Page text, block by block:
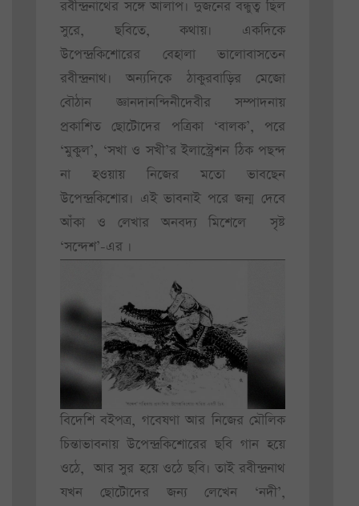
রবীন্দ্রনাথের সঙ্গে আলাপ। দুজনের বন্ধুত্ব ছিল
সুরে, ছবিতে, কথায়। একদিকে
উপেন্দ্রকিশোরের বেহালা ভালোবাসতেন
রবীন্দ্রনাথ। অন্যদিকে ঠাকুরবাড়ির মেজো
বৌঠান জ্ঞানদানন্দিনীদেবীর সম্পাদনায়
প্রকাশিত ছোটোদের পত্রিকা ‘বালক’, পরে
‘মুকুল’, ‘সখা ও সখী’র ইলাস্ট্রেশন ঠিক পছন্দ
না হওয়ায় নিজের মতো ভাবছেন
উপেন্দ্রকিশোর। এই ভাবনাই পরে জন্ম দেবে
আঁকা ও লেখার অনবদ্য মিশেলে সৃষ্ট
‘সন্দেশ’-এর ।
বিদেশি বইপত্র, গবেষণা আর নিজের মৌলিক
চিন্তাভাবনায় উপেন্দ্রকিশোরের ছবি গান হয়ে
ওঠে, আর সুর হয়ে ওঠে ছবি। তাই রবীন্দ্রনাথ
যখন ছোটোদের জন্য লেখেন ‘নদী’,